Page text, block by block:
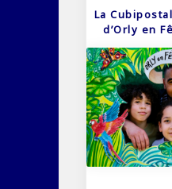
La
d’Orly en